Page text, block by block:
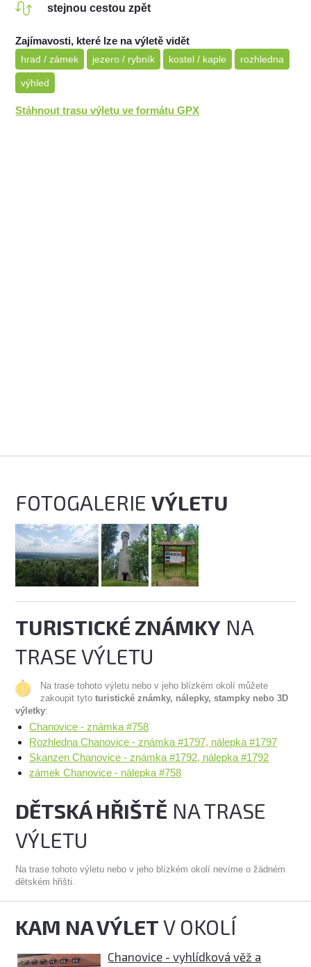
stejnou cestou zpět
Zajímavosti, které lze na výletě vidět
hrad / zámek jezero / rybník kostel / kaple rozhledna
výhled
Stáhnout trasu výletu ve formátu GPX
FOTOGALERIEVÝLETU
TURISTICKÉ ZNÁMKY NA
TRASE VÝLETU
Na trase tohoto výletu nebo v jeho blízkém okolí můžete
zakoupit tytoturistické známky, nálepky, stampky nebo 3D
výletky:
Chanovice - známka #758
Rozhledna Chanovice - známka #1797, nálepka #1797
Skanzen Chanovice - známka #1792, nálepka #1792
zámek Chanovice - nálepka #758
DĚTSKÁ HŘIŠTĚ NA TRASE
VÝLETU
Na trase tohoto výletu nebo v jeho blízkém okolí nevíme o žádném
dětském hřišti.
KAM NA VÝLETV OKOLÍ
Chanovice - vyhlídková věž a